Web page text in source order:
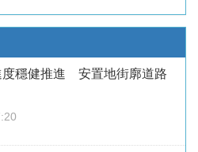
度穩健推進 安置地街廓道路